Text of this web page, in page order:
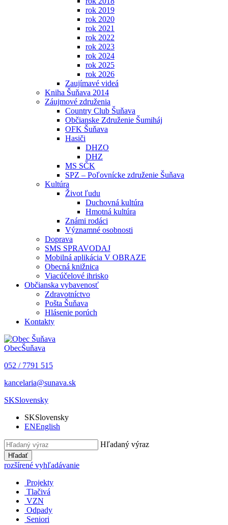
rok 2019
rok 2020
rok 2021
rok 2022
rok 2023
rok 2024
rok 2025
rok 2026
Zaujímavé videá
Kniha Šuňava 2014
Záujmové združenia
Country Club Šuňava
Občianske Združenie Šumiháj
OFK Šuňava
Hasiči
DHZO
DHZ
MS SČK
SPZ – Poľovnícke združenie Šuňava
Kultúra
Život ľudu
Duchovná kultúra
Hmotná kultúra
Známi rodáci
Významné osobnosti
Doprava
SMS SPRAVODAJ
Mobilná aplikácia V OBRAZE
Obecná knižnica
Viacúčelové ihrisko
Občianska vybavenosť
Zdravotníctvo
Pošta Šuňava
Hlásenie porúch
Kontakty
ObecŠuňava
052 / 7791 515
kancelaria@sunava.sk
SKSlovensky
SKSlovensky
ENEnglish
Hľadaný výraz
Hľadať
rozšírené vyhľadávanie
Projekty
Tlačivá
VZN
Odpady
Seniori